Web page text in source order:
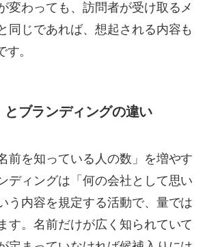
変わっても、訪問者が受け取るメ
同じであれば、想起される内容も
。
とブランディングの違い
前を知っている人の数」を増やす
ディングは「何の会社として思い
う内容を規定する活動で、量では
す。名前だけが広く知られていて